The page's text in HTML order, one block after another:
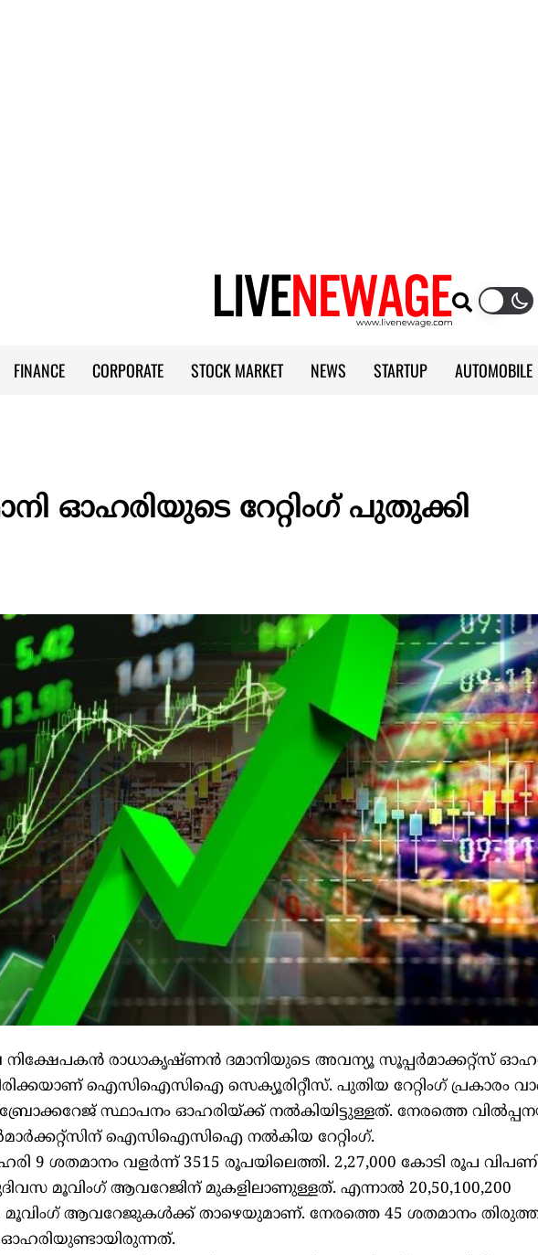
FINANCE CORPORATE STOCK MARKET NEWS STARTUP AUTOMOBILE
ഓഹരിയുടെ റേറ്റിംഗ് പുതുക്കി
നിക്ഷേപകന്‍ രാധാകൃഷ്ണന്‍ ദമാനിയുടെ അവന്യൂ സൂപ്പര്‍മാക്കറ്റ്‌സ്
ഐസിഐസിഐ സെക്യൂരിറ്റീസ്. പുതിയ റേറ്റിംഗ് പ്രകാരം
ബ്രോക്കറേജ് സ്ഥാപനം ഓഹരിയ്ക്ക് നല്‍കിയിട്ടുള്ളത്. നേരത്തെ
ഐസിഐസിഐ നല്‍കിയ റേറ്റിംഗ്.
ശതമാനം വളര്‍ന്ന് 3515 രൂപയിലെത്തി. 2,27,000 കോടി രൂപ
മൂവിംഗ് ആവറേജിന് മുകളിലാണുള്ളത്. എന്നാല്‍ 20,50,100,200
മൂവിംഗ് ആവറേജുകള്‍ക്ക് താഴെയുമാണ്. നേരത്തെ 45 ശതമാനം